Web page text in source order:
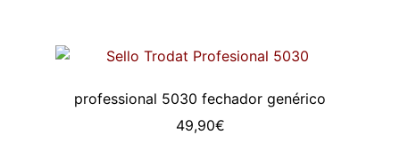
professional 5030 fechador genérico
49,90€